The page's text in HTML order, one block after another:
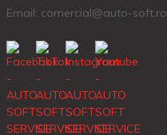
Email: comercial@auto-soft.ro